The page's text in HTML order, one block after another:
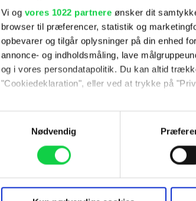
Vi og vores 1022 partnere ønsker dit
browser til præferencer, statistik og
opbevarer og tilgår oplysninger på din enhed
annonce- og indholdsmåling, lave
og i vores persondatapolitik. Du kan altid
"Cookiedeklaration", eller ved at trykke på
Hvis du tillader det, vil vi også gerne:
Indsamle præcise oplysninger om din
Dine valg anvendes på hele websitet.
Vi ønsker dit samtykke til at anvende cookies
Nødvendig